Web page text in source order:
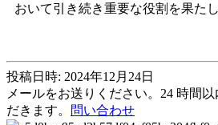
おいて引き続き重要な役割を果た
投稿日時: 2024年12月24日
メールをお送りください。24 時間
だきます。
問い合わせ